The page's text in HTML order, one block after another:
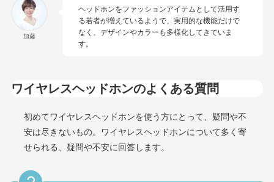
加藤
ヘッドホンをファッションアイテムとして活用す
る若者が増えているようで、実用的な機能だけで
なく、デザインやカラーも多様化してきていま
す。
ワイヤレスヘッドホンのよくある質問
初めてワイヤレスヘッドホンを使う方にとって、疑問や不
安は尽きないもの。ワイヤレスヘッドホンについて多く寄
せられる、疑問や不安に回答します。